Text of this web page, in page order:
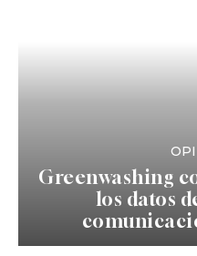
Greenwashing
los datos